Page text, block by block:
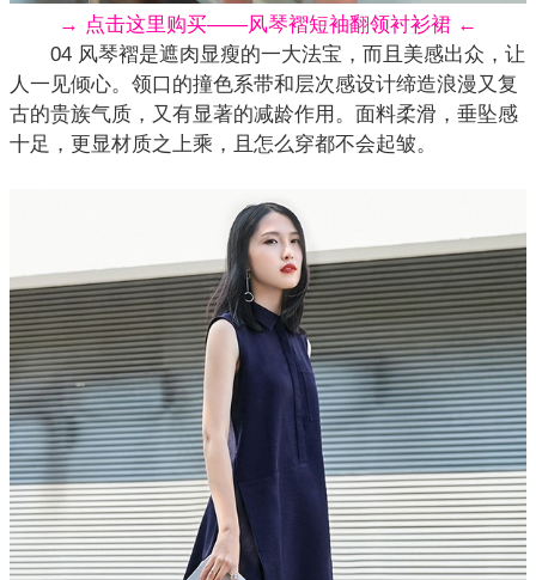
→ 点击这里购买——风琴褶短袖翻领衬衫裙 ←
04 风琴褶是遮肉显瘦的一大法宝，而且美感出众，让
人一见倾心。领口的撞色系带和层次感设计缔造浪漫又复
古的贵族气质，又有显著的减龄作用。面料柔滑，垂坠感
十足，更显材质之上乘，且怎么穿都不会起皱。